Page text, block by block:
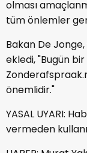
olması
tüm önlemler
Bakan De Jonge,
ekledi, "Bugün
önemlidir."
YASAL UYARI:
vermeden